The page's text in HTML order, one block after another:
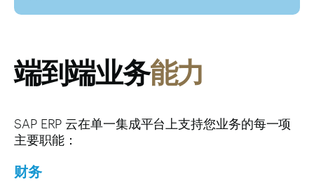
端到端业务能力
SAP ERP 云在单一集成平台上支持您业务的每一项
主要职能：
财务